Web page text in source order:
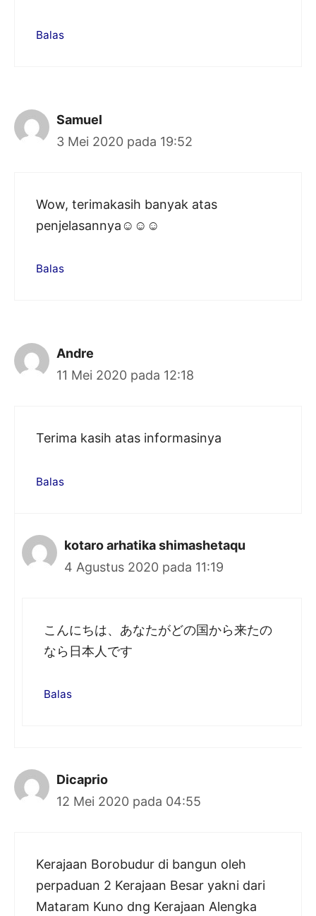
Balas
Samuel
3 Mei 2020 pada 19:52
Wow, terimakasih banyak atas
penjelasannya☺☺☺
Balas
Andre
11 Mei 2020 pada 12:18
Terima kasih atas informasinya
Balas
kotaro arhatika shimashetaqu
4 Agustus 2020 pada 11:19
こんにちは、あなたがどの国から来たの
なら日本人です
Balas
Dicaprio
12 Mei 2020 pada 04:55
Kerajaan Borobudur di bangun oleh
perpaduan 2 Kerajaan Besar yakni dari
Mataram Kuno dng Kerajaan Alengka